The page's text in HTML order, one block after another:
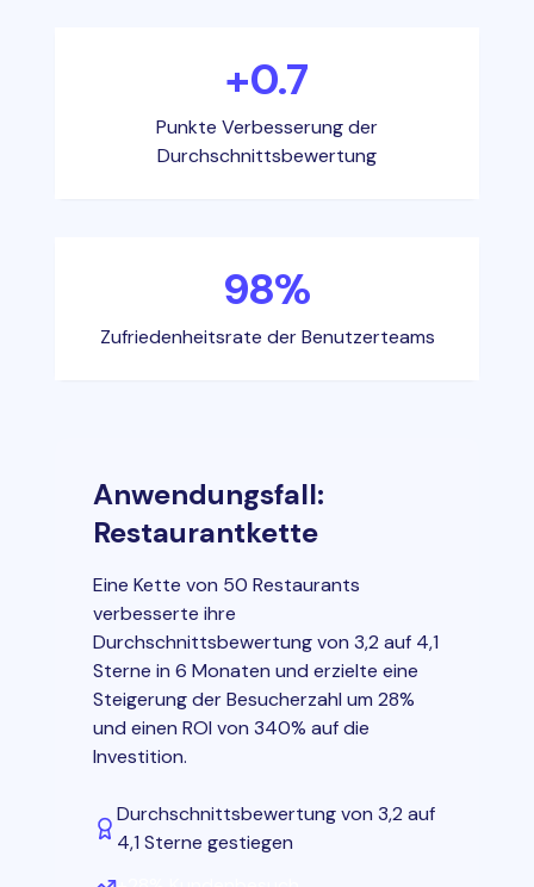
+0.7
Punkte Verbesserung der
Durchschnittsbewertung
98%
Zufriedenheitsrate der Benutzerteams
Anwendungsfall:
Restaurantkette
Eine Kette von 50 Restaurants
verbesserte ihre
Durchschnittsbewertung von 3,2 auf 4,1
Sterne in 6 Monaten und erzielte eine
Steigerung der Besucherzahl um 28%
und einen ROI von 340% auf die
Investition.
Durchschnittsbewertung von 3,2 auf
4,1 Sterne gestiegen